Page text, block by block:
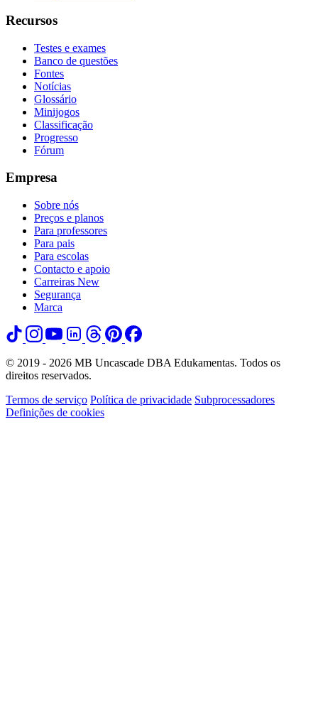
Recursos
Testes e exames
Banco de questões
Fontes
Notícias
Glossário
Minijogos
Classificação
Progresso
Fórum
Empresa
Sobre nós
Preços e planos
Para professores
Para pais
Para escolas
Contacto e apoio
Carreiras New
Segurança
Marca
© 2019 - 2026 MB Uncascade DBA Edukamentas. Todos os
direitos reservados.
Termos de serviço Política de privacidade Subprocessadores
Definições de cookies